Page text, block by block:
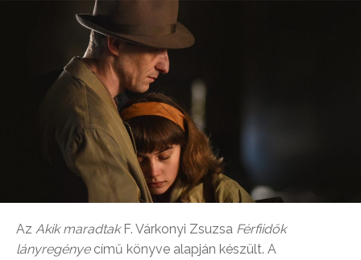
Az Akik maradtakF. Várkonyi Zsuzsa Férfiidők
lányregényecímű könyve alapján készült. A